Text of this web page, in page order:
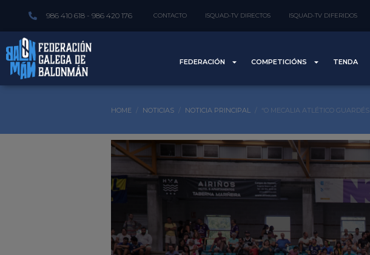
986 410 618 - 986 420 176 CONTACTO ISQUAD-TV DIRECTOS ISQUAD-TV DIFERIDOS
FEDERACIÓN COMPETICIÓNS TENDA
HOME NOTICIAS NOTICIA PRINCIPAL “O MECALIA ATLÉTICO